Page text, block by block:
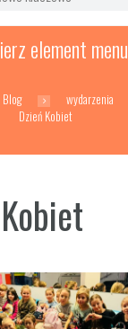
element menu
Blog
wydarzenia
Dzień Kobiet